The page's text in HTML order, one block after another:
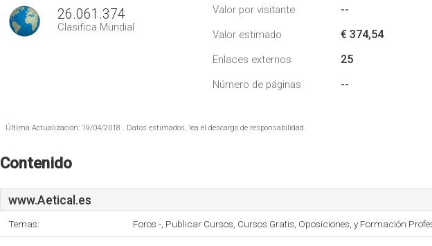
26.061.374
Clasifica Mundial
Valor por visitante --
Valor estimado € 374,54
Enlaces externos 25
Número de páginas --
Última Actualización: 19/04/2018 . Datos estimados, lea el descargo de responsabilidad.
Contenido
www.Aetical.es
Temas: Foros -, Publicar Cursos, Cursos Gratis, Oposiciones, y Formación